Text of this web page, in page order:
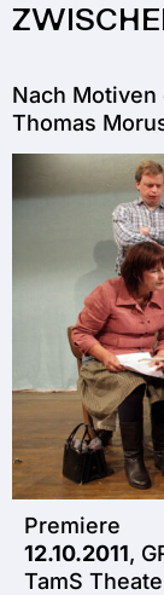
Nach Motiven
Thomas
Premiere
12.10.2011,
TamS